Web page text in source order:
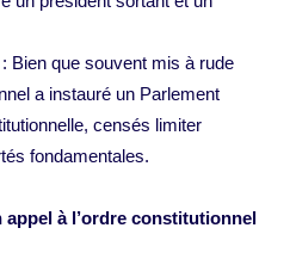
: Bien que souvent mis à rude
a instauré un Parlement
censés limiter
fondamentales.
appel à l’ordre constitutionnel